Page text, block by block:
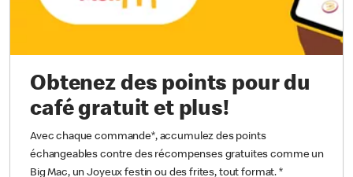
Obtenez des points pour du
café gratuit et plus!
Avec chaque commande*, accumulez des points
échangeables contre des récompenses gratuites comme un
Big Mac, un Joyeux festin ou des frites, tout format. *